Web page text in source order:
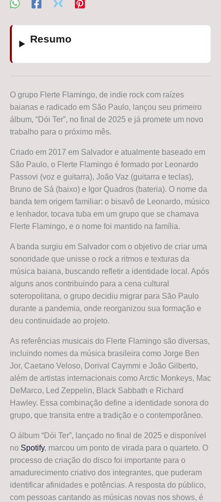
Resumo
O grupo Flerte Flamingo, de indie rock com raízes
baianas e radicado em São Paulo, lançou seu primeiro
álbum, “Dói Ter”, no final de 2025 e já promete um novo
trabalho para o próximo mês.
Criado em 2017 em Salvador e atualmente baseado em
São Paulo, o Flerte Flamingo é formado por Leonardo
Passovi (voz e guitarra), João Vaz (guitarra e teclas),
Bruno de Sá (baixo) e Igor Quadros (bateria). O nome da
banda tem origem familiar: o bisavô de Leonardo, músico
e lenhador, tocava tuba em um grupo que se chamava
Flerte Flamingo, e o nome foi mantido na família.
A banda surgiu em Salvador com o objetivo de criar uma
sonoridade que unisse o rock a ritmos e texturas da
música baiana, buscando refletir a identidade local. Após
alguns anos contribuindo para a cena cultural
soteropolitana, o grupo decidiu migrar para São Paulo
durante a pandemia, onde reorganizou sua formação e
deu continuidade ao projeto.
As referências musicais do Flerte Flamingo são diversas,
incluindo nomes da música brasileira como Jorge Ben
Jor, Caetano Veloso, Dorival Caymmi e João Gilberto,
além de artistas internacionais como Arctic Monkeys, Mac
DeMarco, Led Zeppelin, Black Sabbath e Richard
Hawley. Essa combinação define a identidade sonora do
grupo, que transita entre a tradição e o contemporâneo.
O álbum “Dói Ter”, lançado no final de 2025 e disponível
no Spotify, marcou um ponto de virada para o quarteto. O
processo de criação do disco foi importante para o
amadurecimento criativo dos integrantes, que puderam
identificar afinidades e potências. A resposta do público,
com pessoas cantando as músicas novas nos shows, é